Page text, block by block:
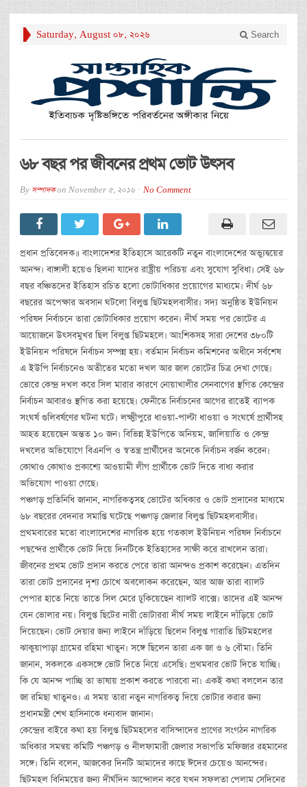
Saturday, August 08, 2026 Search
৬৮ বছর পর জীবনের প্রথম ভোট উৎসব
By সম্পাদকon November 5, 2016 No Comment
প্রধান প্রতিবেদক॥ বাংলাদেশর ইতিহাসে আরেকটি নতুন বাংলাদেশের অভ্যুদ্বয়ের
আনন্দ। বাঙ্গালী হয়েও ছিলনা যাদের রাষ্ট্রীয় পরিচয় এবং সুযোগ সুবিধা। সেই ৬৮
বছর বঞ্চিতদের ইতিহাস রচিত হলো ভোটাধিকার প্রয়োগের মাধ্যমে। দীর্ঘ ৬৮
বছরের অপেক্ষার অবসান ঘটলো বিলুপ্ত ছিটমহলবাসীর। সদ্য অনুষ্ঠিত ইউনিয়ন
পরিষদ নির্বাচনে তারা ভোটাধিকার প্রয়োগ করেন। দীর্ঘ সময় পর ভোটের এ
আয়োজনে উৎসবমুখর ছিল বিলুপ্ত ছিটমহলে। আংশিকসহ সারা দেশের ৩৮০টি
ইউনিয়ন পরিষদে নির্বাচন সম্পন্ন হয়। বর্তমান নির্বাচন কমিশনের অধীনে সর্বশেষ
এ ইউপি নির্বাচনেও অতীতের মতো দখল আর জাল ভোটের চিত্র দেখা গেছে।
ভোরে কেন্দ্র দখল করে সিল মারার কারণে নোয়াখালীর সেনবাগের স্থগিত কেন্দ্রের
নির্বাচন আবারও স্থগিত করা হয়েছে। ফেনীতে নির্বাচনের আগের রাতেই ব্যাপক
সংঘর্ষ গুলিবর্ষণের ঘটনা ঘটে। লক্ষ্মীপুরে ধাওয়া-পাল্টা ধাওয়া ও সংঘর্ষে প্রার্থীসহ
আহত হয়েছেন অন্তত ১০ জন। বিভিন্ন ইউপিতে অনিয়ম, জালিয়াতি ও কেন্দ্র
দখলের অভিযোগে বিএনপি ও স্বতন্ত্র প্রার্থীদের অনেকে নির্বাচন বর্জন করেন।
কোথাও কোথাও প্রকাশ্যে আওয়ামী লীগ প্রার্থীকে ভোট দিতে বাধ্য করার
অভিযোগ পাওয়া গেছে।
পঞ্চগড় প্রতিনিধি জানান, নাগরিকত্বসহ ভোটের অধিকার ও ভোট প্রদানের মাধ্যমে
৬৮ বছরের বেদনার সমাপ্তি ঘটেছে পঞ্চগড় জেলার বিলুপ্ত ছিটমহলবাসীর।
প্রথমবারের মতো বাংলাদেশের নাগরিক হয়ে গতকাল ইউনিয়ন পরিষদ নির্বাচনে
পছন্দের প্রার্থীকে ভোট দিয়ে দিনটিকে ইতিহাসের সাক্ষী করে রাখলেন তারা।
জীবনের প্রথম ভোট প্রদান করতে পেরে তারা আনন্দও প্রকাশ করেছেন। এতদিন
তারা ভোট প্রদানের দৃশ্য চোখে অবলোকন করেছেন, আর আজ তারা ব্যালট
পেপার হাতে নিয়ে তাতে সিল মেরে ঢুকিয়েছেন ব্যালট বাক্সে। তাদের এই আনন্দ
যেন ভোলার নয়। বিলুপ্ত ছিটের নারী ভোটাররা দীর্ঘ সময় লাইনে দাঁড়িয়ে ভোট
দিয়েছেন। ভোট দেয়ার জন্য লাইনে দাঁড়িয়ে ছিলেন বিলুপ্ত গারাতি ছিটমহলের
ঝাকুয়াপাড়া গ্রামের রহিমা খাতুন। সঙ্গে ছিলেন তারা এক জা ও ৬ বৌমা। তিনি
জানান, সকলকে একসঙ্গে ভোট দিতে নিয়ে এসেছি। প্রথমবার ভোট দিতে যাচ্ছি।
কি যে আনন্দ পাচ্ছি তা ভাষায় প্রকাশ করতে পারবো না। একই কথা বললেন তার
জা রমিছা খাতুনও। এ সময় তারা নতুন নাগরিকত্ব দিয়ে ভোটার করার জন্য
প্রধানমন্ত্রী শেখ হাসিনাকে ধন্যবাদ জানান।
কেন্দ্রের বাইরে কথা হয় বিলুপ্ত ছিটমহলের বাসিন্দাদের প্রাণের সংগঠন নাগরিক
অধিকার সমন্বয় কমিটি পঞ্চগড় ও নীলফামারী জেলার সভাপতি মফিজার রহমানের
সঙ্গে। তিনি বলেন, আজকের দিনটি আমাদের কাছে ঈদের চেয়েও আনন্দের।
ছিটমহল বিনিময়ের জন্য দীর্ঘদিন আন্দোলন করে যখন সফলতা পেলাম সেদিনের